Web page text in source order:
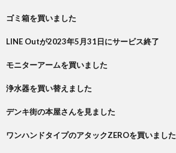
ゴミ箱を買いました
LINE Outが2023年5月31日にサービス終了
モニターアームを買いました
浄水器を買い替えました
デンキ街の本屋さんを見ました
ワンハンドタイプのアタックZEROを買いました